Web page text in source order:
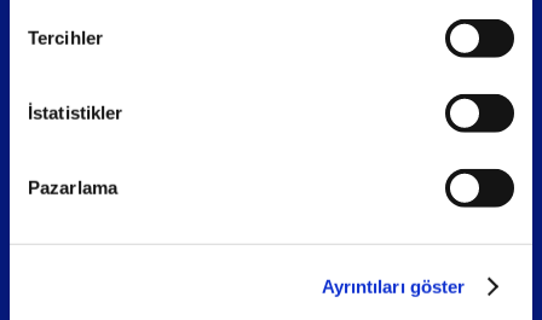
Tercihler
İstatistikler
Pazarlama
Ayrıntıları göster